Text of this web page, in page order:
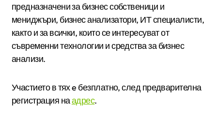
предназначени за бизнес собственици и
мениджъри, бизнес анализатори, ИТ специалисти,
както и за всички, които се интересуват от
съвременни технологии и средства за бизнес
анализи.
Участието в тях e безплатно, след предварителна
регистрация наадрес.